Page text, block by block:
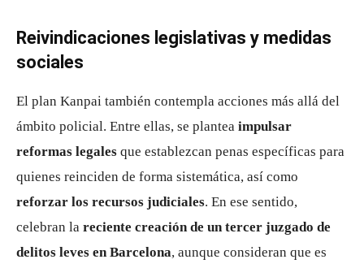
Reivindicaciones legislativas y medidas
sociales
El plan Kanpai también contempla acciones más allá del
ámbito policial. Entre ellas, se plantea impulsar
reformas legales que establezcan penas específicas para
quienes reinciden de forma sistemática, así como
reforzar los recursos judiciales. En ese sentido,
celebran la reciente creación de un tercer juzgado de
delitos leves en Barcelona, aunque consideran que es